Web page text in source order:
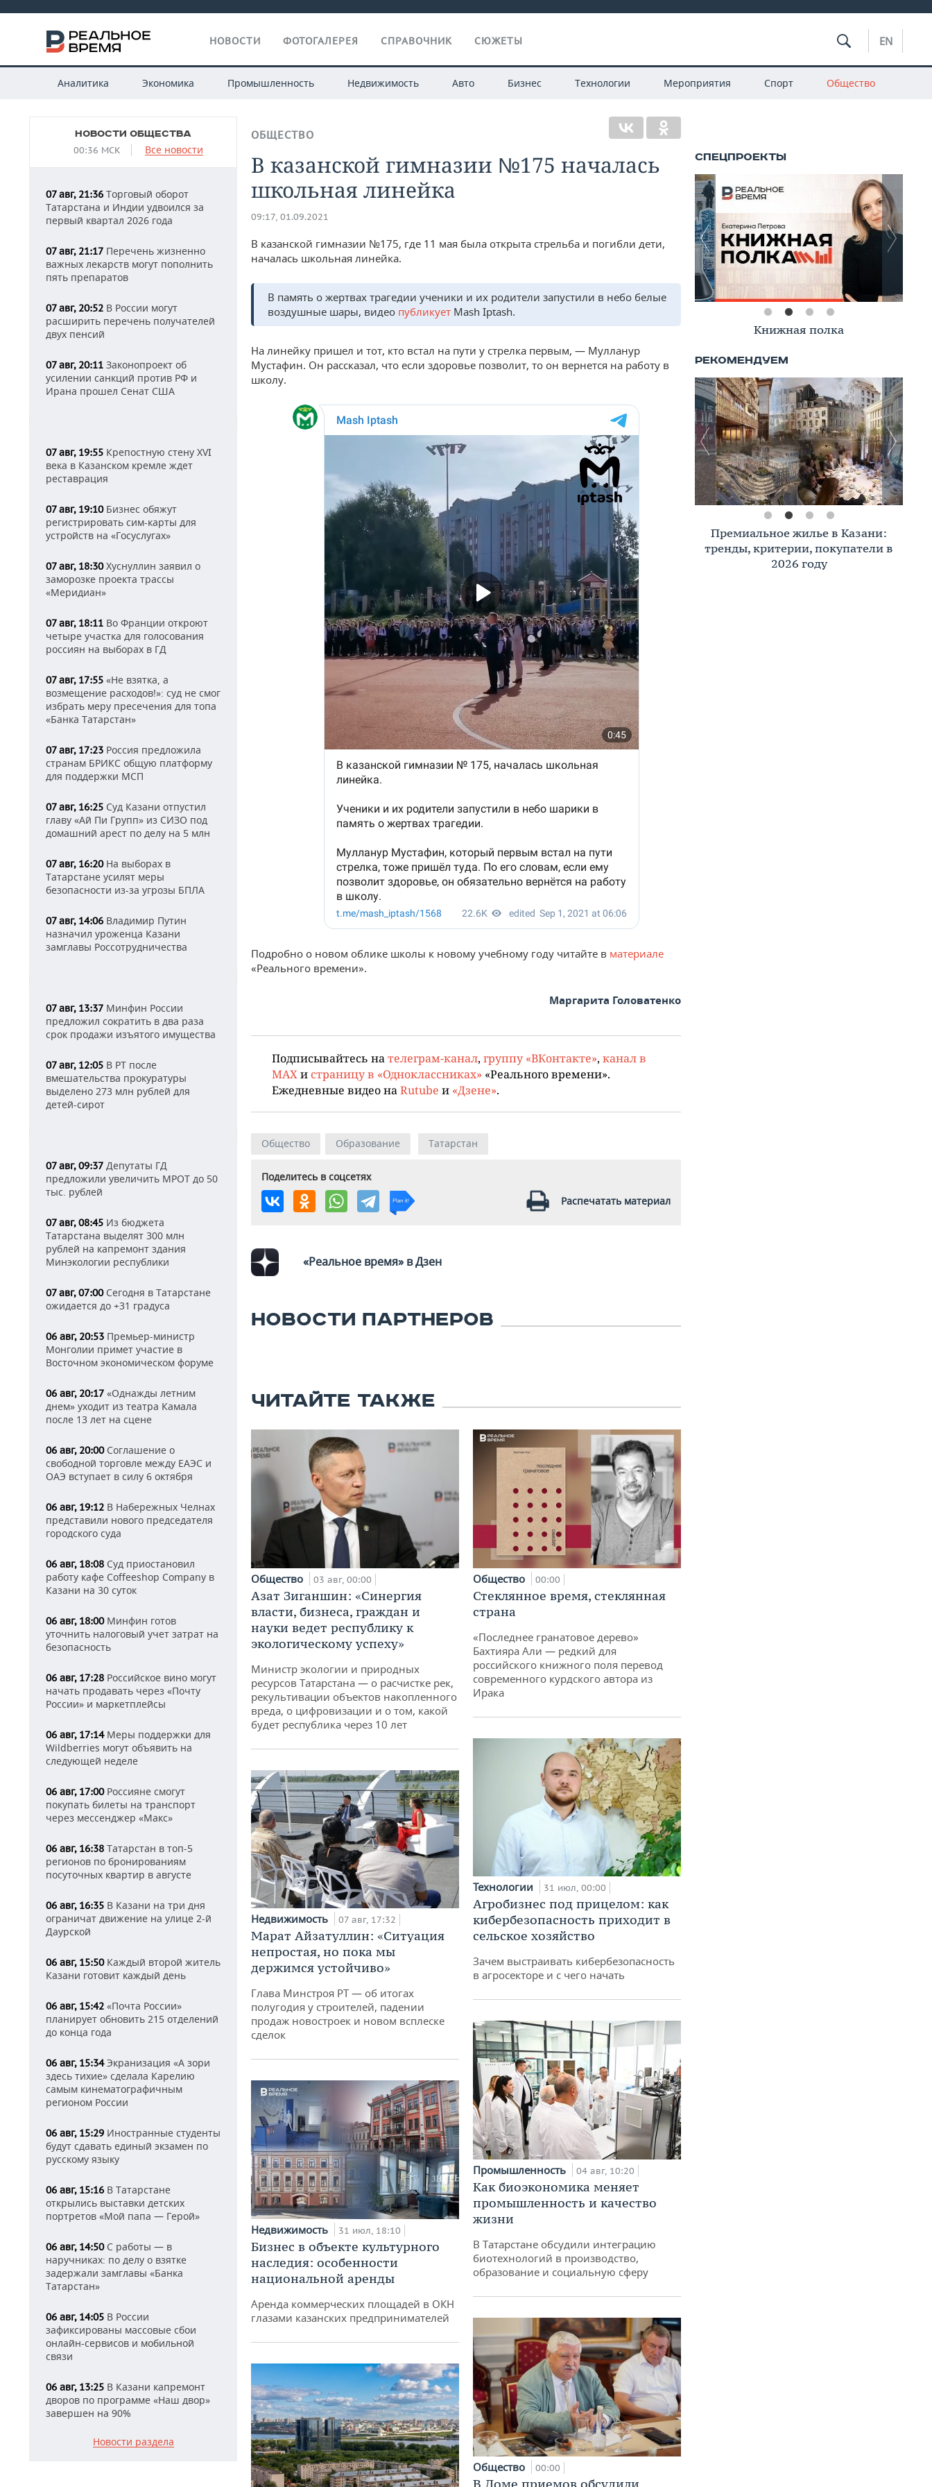
НОВОСТИ ФОТОГАЛЕРЕЯ СПРАВОЧНИК СЮЖЕТЫ EN
Аналитика Экономика Промышленность Недвижимость Авто Бизнес Технологии Мероприятия Спорт Общество
НОВОСТИ ОБЩЕСТВА
00:36 МСК Все новости
07 авг, 21:36 Торговый оборот
Татарстана и Индии удвоился за
первый квартал 2026 года
07 авг, 21:17 Перечень жизненно
важных лекарств могут пополнить
пять препаратов
07 авг, 20:52 В России могут
расширить перечень получателей
двух пенсий
07 авг, 20:11 Законопроект об
усилении санкций против РФ и
Ирана прошел Сенат США
07 авг, 19:55 Крепостную стену XVI
века в Казанском кремле ждет
реставрация
07 авг, 19:10Бизнес обяжут
регистрировать сим-карты для
устройств на «Госуслугах»
07 авг, 18:30Хуснуллин заявил о
заморозке проекта трассы
«Меридиан»
07 авг, 18:11 Во Франции откроют
четыре участка для голосования
россиян на выборах в ГД
07 авг, 17:55 «Не взятка, а
возмещение расходов!»: суд не смог
избрать меру пресечения для топа
«Банка Татарстан»
07 авг, 17:23 Россия предложила
странам БРИКС общую платформу
для поддержки МСП
07 авг, 16:25 Суд Казани отпустил
главу «Ай Пи Групп» из СИЗО под
домашний арест по делу на 5 млн
07 авг, 16:20На выборах в
Татарстане усилят меры
безопасности из-за угрозы БПЛА
07 авг, 14:06 Владимир Путин
назначил уроженца Казани
замглавы Россотрудничества
07 авг, 13:37 Минфин России
предложил сократить в два раза
срок продажи изъятого имущества
07 авг, 12:05 В РТ после
вмешательства прокуратуры
выделено 273 млн рублей для
детей-сирот
07 авг, 09:37 Депутаты ГД
предложили увеличить МРОТ до 50
тыс. рублей
07 авг, 08:45 Из бюджета
Татарстана выделят 300 млн
рублей на капремонт здания
Минэкологии республики
07 авг, 07:00Сегодня в Татарстане
ожидается до +31 градуса
06 авг, 20:53 Премьер-министр
Монголии примет участие в
Восточном экономическом форуме
06 авг, 20:17 «Однажды летним
днем» уходит из театра Камала
после 13 лет на сцене
06 авг, 20:00Соглашение о
свободной торговле между ЕАЭС и
ОАЭ вступает в силу 6 октября
06 авг, 19:12 В Набережных Челнах
представили нового председателя
городского суда
06 авг, 18:08 Суд приостановил
работу кафе Coffeeshop Company в
Казани на 30 суток
06 авг, 18:00Минфин готов
уточнить налоговый учет затрат на
безопасность
06 авг, 17:28 Российское вино могут
начать продавать через «Почту
России» и маркетплейсы
06 авг, 17:14Меры поддержки для
Wildberries могут объявить на
следующей неделе
06 авг, 17:00Россияне смогут
покупать билеты на транспорт
через мессенджер «Макс»
06 авг, 16:38 Татарстан в топ-5
регионов по бронированиям
посуточных квартир в августе
06 авг, 16:35 В Казани на три дня
ограничат движение на улице 2-й
Даурской
06 авг, 15:50Каждый второй житель
Казани готовит каждый день
06 авг, 15:42 «Почта России»
планирует обновить 215 отделений
до конца года
06 авг, 15:34Экранизация «А зори
здесь тихие» сделала Карелию
самым кинематографичным
регионом России
06 авг, 15:29 Иностранные студенты
будут сдавать единый экзамен по
русскому языку
06 авг, 15:16 В Татарстане
открылись выставки детских
портретов «Мой папа — Герой»
06 авг, 14:50С работы — в
наручниках: по делу о взятке
задержали замглавы «Банка
Татарстан»
06 авг, 14:05 В России
зафиксированы массовые сбои
онлайн-сервисов и мобильной
связи
06 авг, 13:25 В Казани капремонт
дворов по программе «Наш двор»
завершен на 90%
Новости раздела
ОБЩЕСТВО
В казанской гимназии №175 началась
школьная линейка
09:17, 01.09.2021
В казанской гимназии №175, где 11 мая была открыта стрельба и погибли дети,
началась школьная линейка.
В память о жертвах трагедии ученики и их родители запустили в небо белые
воздушные шары, видео публикует Mash Iptash.
На линейку пришел и тот, кто встал на пути у стрелка первым, — Мулланур
Мустафин. Он рассказал, что если здоровье позволит, то он вернется на работу в
школу.
Подробно о новом облике школы к новому учебному году читайте в материале
«Реального времени».
Маргарита Головатенко
Подписывайтесь на телеграм-канал, группу «ВКонтакте», канал в
MAX и страницу в «Одноклассниках» «Реального времени».
Ежедневные видео на Rutube и «Дзене».
Общество Образование Татарстан
Поделитесь в соцсетях
Распечатать материал
«Реальное время» в Дзен
НОВОСТИ ПАРТНЕРОВ
ЧИТАЙТЕ ТАКЖЕ
Общество 03 авг, 00:00
Азат Зиганшин: «Синергия
власти, бизнеса, граждан и
науки ведет республику к
экологическому успеху»
Министр экологии и природных
ресурсов Татарстана — о расчистке рек,
рекультивации объектов накопленного
вреда, о цифровизации и о том, какой
будет республика через 10 лет
Недвижимость 07 авг, 17:32
Марат Айзатуллин: «Ситуация
непростая, но пока мы
держимся устойчиво»
Глава Минстроя РТ — об итогах
полугодия у строителей, падении
продаж новостроек и новом всплеске
сделок
Недвижимость 31 июл, 18:10
Бизнес в объекте культурного
наследия: особенности
национальной аренды
Аренда коммерческих площадей в ОКН
глазами казанских предпринимателей
Общество 00:00
Стеклянное время, стеклянная
страна
«Последнее гранатовое дерево»
Бахтияра Али — редкий для
российского книжного поля перевод
современного курдского автора из
Ирака
Технологии 31 июл, 00:00
Агробизнес под прицелом: как
кибербезопасность приходит в
сельское хозяйство
Зачем выстраивать кибербезопасность
в агросекторе и с чего начать
Промышленность 04 авг, 10:20
Как биоэкономика меняет
промышленность и качество
жизни
В Татарстане обсудили интеграцию
биотехнологий в производство,
образование и социальную сферу
Общество 00:00
В Доме приемов обсудили
Книжная полка
Премиальное жилье в Казани:
тренды, критерии, покупатели в
2026 году